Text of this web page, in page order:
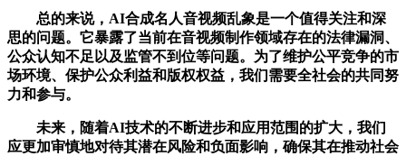
总的来说，AI合成名人音视频乱象是一个值得关注和深
思的问题。它暴露了当前在音视频制作领域存在的法律漏洞、
公众认知不足以及监管不到位等问题。为了维护公平竞争的市
场环境、保护公众利益和版权权益，我们需要全社会的共同努
力和参与。
未来，随着AI技术的不断进步和应用范围的扩大，我们
应更加审慎地对待其潜在风险和负面影响，确保其在推动社会